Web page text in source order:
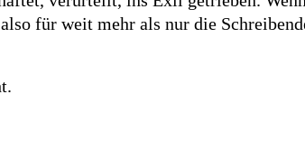
für weit mehr als nur die